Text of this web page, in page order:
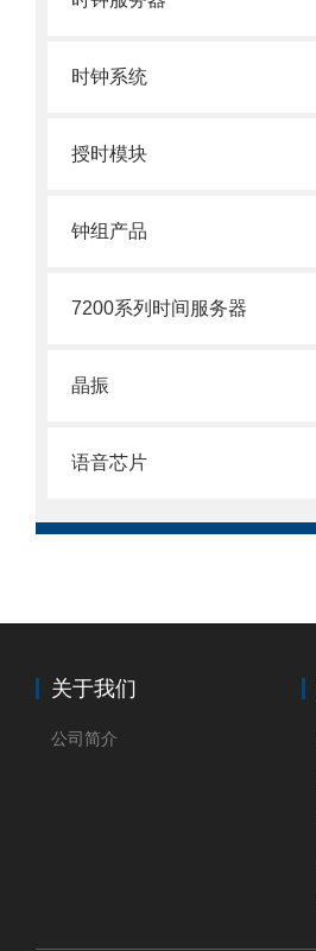
时钟系统
授时模块
钟组产品
7200系列时间服务器
晶振
语音芯片
关于我们
公司简介